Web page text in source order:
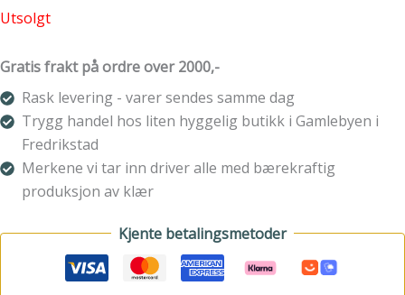
Utsolgt
Gratis frakt på ordre over 2000,-
Rask levering - varer sendes samme dag
Trygg handel hos liten hyggelig butikk i Gamlebyen i
Fredrikstad
Merkene vi tar inn driver alle med bærekraftig
produksjon av klær
Kjente betalingsmetoder